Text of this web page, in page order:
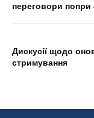
переговори попри
Дискусії щодо
стримування